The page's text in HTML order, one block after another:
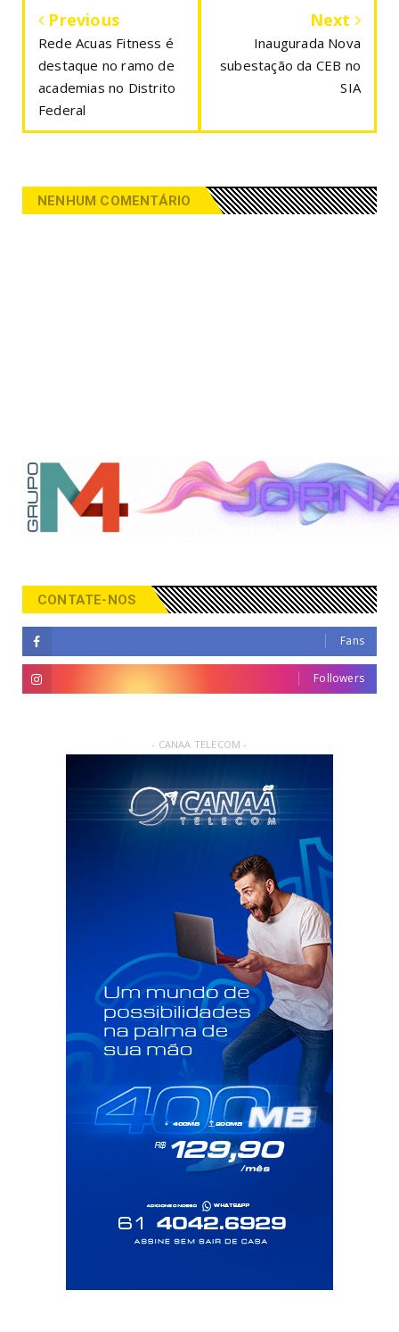
Previous
Rede Acuas Fitness é
destaque no ramo de
academias no Distrito
Federal
Next
Inaugurada Nova
subestação da CEB no
SIA
NENHUM COMENTÁRIO
CONTATE-NOS
Fans
Followers
- CANAA TELECOM -